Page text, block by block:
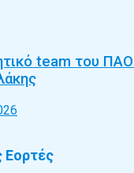
team του
Εορτές